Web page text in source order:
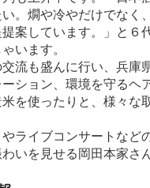
。燗や冷やだけでなく
案しています。」と６
います。
流も盛んに行い、兵庫
ション、環境を守るヘ
を使ったりと、様々な
ライブコンサートなど
いを見せる岡田本家さ